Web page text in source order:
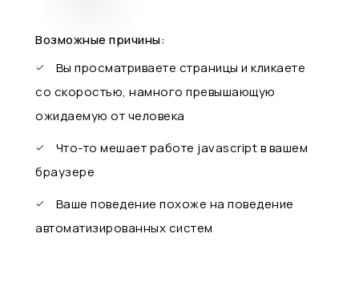
Возможные причины:
Вы просматриваете страницы и кликаете
со скоростью, намного превышающую
ожидаемую от человека
Что-то мешает работе javascript в вашем
браузере
Ваше поведение похоже на поведение
автоматизированных систем